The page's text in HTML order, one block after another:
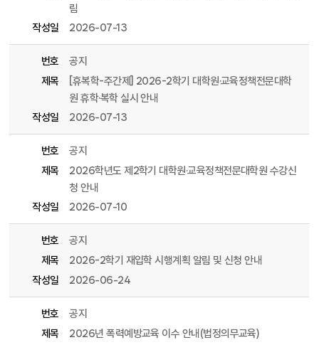
림
작성일
2026-07-13
번호
공지
제목
[휴복학-주간제] 2026-2학기 대학원·교육정책전문대학
원 휴학·복학 실시 안내
작성일
2026-07-13
번호
공지
제목
2026학년도 제2학기 대학원·교육정책전문대학원 수강신
청 안내
작성일
2026-07-10
번호
공지
제목
2026-2학기 재입학 시행계획 알림 및 신청 안내
작성일
2026-06-24
번호
공지
제목
2026년 폭력예방교육 이수 안내(법정의무교육)